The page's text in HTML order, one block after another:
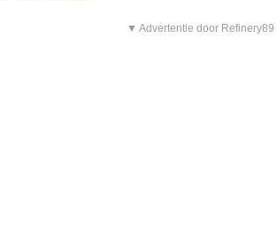
▼ Advertentie door Refinery89